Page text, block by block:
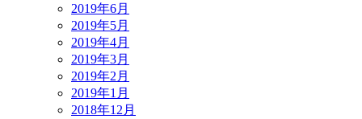
2019年6月
2019年5月
2019年4月
2019年3月
2019年2月
2019年1月
2018年12月